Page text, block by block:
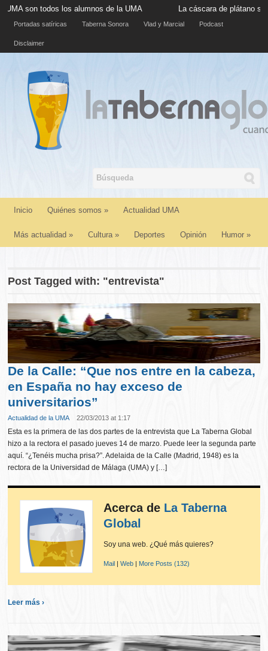
los alumnos de la UMA La cáscara de plátano situada en la
Portadas satíricas Taberna Sonora Vlad y Marcial Podcast
Disclaimer
Inicio Quiénes somos » Actualidad UMA
Más actualidad » Cultura» Deportes Opinión Humor »
Post Tagged with: "entrevista"
De la Calle: “Que nos entre en la cabeza,
en España no hay exceso de
universitarios”
Actualidad de la UMA 22/03/2013 at 1:17
Esta es la primera de las dos partes de la entrevista que La Taberna Global
hizo a la rectora el pasado jueves 14 de marzo. Puede leer la segunda parte
aquí. “¿Tenéis mucha prisa?”. Adelaida de la Calle (Madrid, 1948) es la
rectora de la Universidad de Málaga (UMA) y […]
Acerca de La Taberna
Global
Soy una web. ¿Qué más quieres?
Mail |Web | More Posts (132)
Leer más ›